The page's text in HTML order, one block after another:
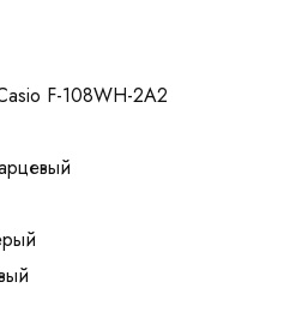
F-108WH-2A2